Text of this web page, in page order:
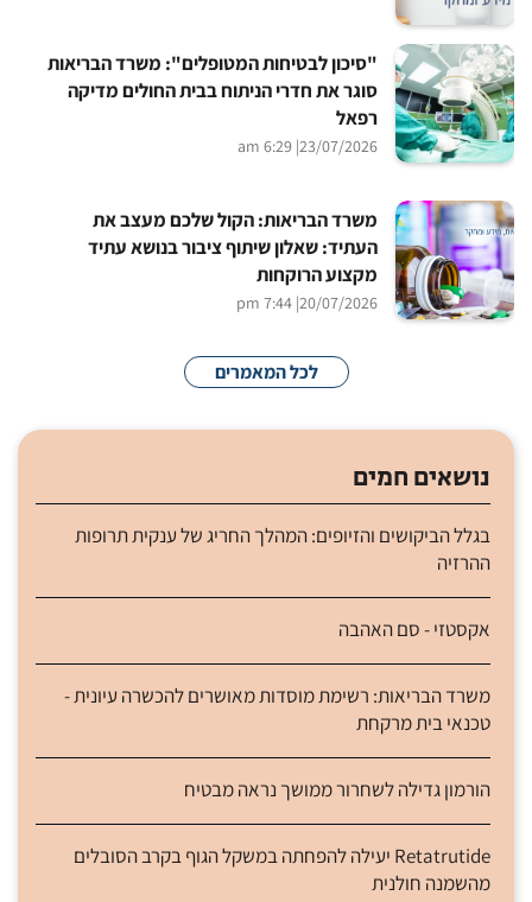
"סיכון לבטיחות המטופלים": משרד הבריאות
סוגר את חדרי הניתוח בבית החולים מדיקה
רפאל
23/07/2026
| 6:29 am
משרד הבריאות: הקול שלכם מעצב את
העתיד: שאלון שיתוף ציבור בנושא עתיד
מקצוע הרוקחות
20/07/2026
| 7:44 pm
לכל המאמרים
נושאים חמים
בגלל הביקושים והזיופים: המהלך החריג של ענקית תרופות
ההרזיה
אקסטזי - סם האהבה
משרד הבריאות: רשימת מוסדות מאושרים להכשרה עיונית -
טכנאי בית מרקחת
הורמון גדילה לשחרור ממושך נראה מבטיח
Retatrutide יעילה להפחתה במשקל הגוף בקרב הסובלים
מהשמנה חולנית